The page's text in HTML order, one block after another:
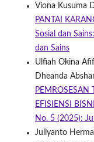
Viona Kusuma
PANTAI
Sosial dan
dan Sains
Ulfiah Okina
Dheanda
PEMROSESAN
EFISIENSI
No. 5 (2025):
Juliyanto